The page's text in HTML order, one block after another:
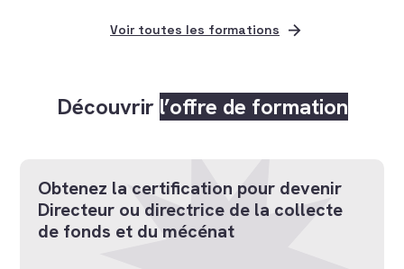
Voir toutes les formations
Découvrir l’offre de formation
Obtenez la certification pour devenir
Directeur ou directrice de la collecte
de fonds et du mécénat